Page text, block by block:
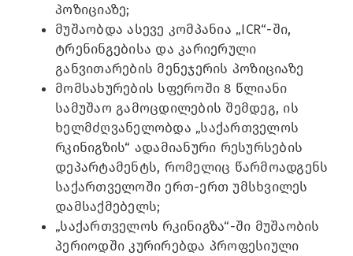
პოზიციაზე;
მუშაობდა ასევე კომპანია „ICR“-ში,
ტრენინგებისა და კარიერული
განვითარების მენეჯერის პოზიციაზე
მომსახურების სფეროში 8 წლიანი
სამუშაო გამოცდილების შემდეგ, ის
ხელმძღვანელობდა „საქართველოს
რკინიგზის“ ადამიანური რესურსების
დეპარტამენტს, რომელიც წარმოადგენს
საქართველოში ერთ-ერთ უმსხვილეს
დამსაქმებელს;
„საქართველოს რკინიგზა“-ში მუშაობის
პერიოდში კურირებდა პროფესიული